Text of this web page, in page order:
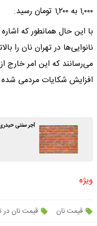
۱,۰۰۰ به ۱,۲۰۰ تومان رسید.
با این حال همانطور که
نانوایی‌ها در تهران نان را
می‌رسانند که این امر
افزایش شکایات مردمی
آجر سنتی حیدری 3 نسل در کنار
ویژه
قیمت نان قیمت نان در